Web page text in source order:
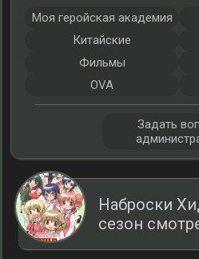
Наброски
сезон
Моя геройская академия
Китайские
Фильмы
OVA
Задать